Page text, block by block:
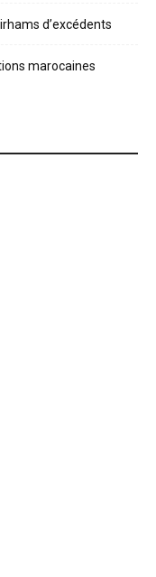
d’excédents
marocaines